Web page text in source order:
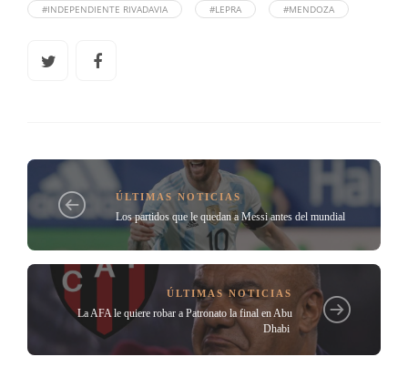
#INDEPENDIENTE RIVADAVIA
#LEPRA #MENDOZA
ÚLTIMAS NOTICIAS
Los partidos que le quedan a Messi antes del mundial
ÚLTIMAS NOTICIAS
La AFA le quiere robar a Patronato la final en Abu
Dhabi